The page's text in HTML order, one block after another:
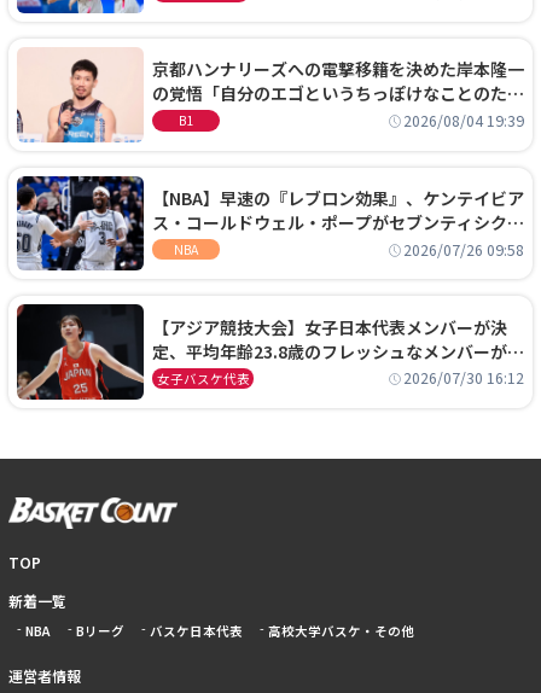
京都ハンナリーズへの電撃移籍を決めた岸本隆一
の覚悟「自分のエゴというちっぽけなことのため
に、京都に来たわけではない」
B1 2026/08/04 19:39
【NBA】早速の『レブロン効果』、ケンテイビア
ス・コールドウェル・ポープがセブンティシクサ
ーズに1年契約で加入
NBA 2026/07/26 09:58
【アジア競技大会】女子日本代表メンバーが決
定、平均年齢23.8歳のフレッシュなメンバーが日
本開催の大舞台で頂点を狙う
女子バスケ代表 2026/07/30 16:12
TOP
新着一覧
NBA Bリーグ バスケ日本代表 高校大学バスケ・その他
運営者情報